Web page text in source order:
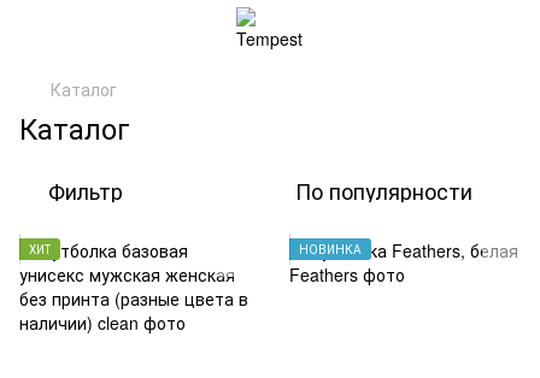
Каталог
Каталог
Фильтр По популярности
ХИТ НОВИНКА